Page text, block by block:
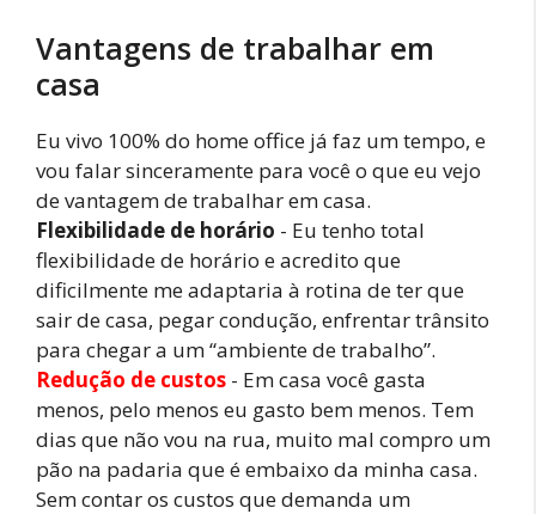
Vantagens de trabalhar em
casa
Eu vivo 100% do home office já faz um tempo, e
vou falar sinceramente para você o que eu vejo
de vantagem de trabalhar em casa.
Flexibilidade de horário - Eu tenho total
flexibilidade de horário e acredito que
dificilmente me adaptaria à rotina de ter que
sair de casa, pegar condução, enfrentar trânsito
para chegar a um “ambiente de trabalho”.
Redução de custos - Em casa você gasta
menos, pelo menos eu gasto bem menos. Tem
dias que não vou na rua, muito mal compro um
pão na padaria que é embaixo da minha casa.
Sem contar os custos que demanda um